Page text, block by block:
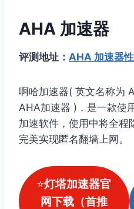
AHA 加速器
评测地址： AHA 加速器
啊哈加速器( 英文名称为
AHA加速器 )，是一款使
加速软件，使用中将全程
完美实现匿名翻墙上网。
⭐灯塔加速器官
网下载（首推